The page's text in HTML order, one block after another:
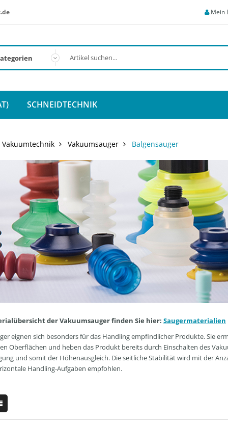
Mein
SCHNEIDTECHNIK
Vakuumtechnik Vakuumsauger Balgensauger
der Vakuumsauger finden Sie hier: Saugermaterialien
eignen sich besonders für das Handling empfindlicher Produkte. Sie
Oberflächen und heben das Produkt bereits durch Einschalten des
und somit der Höhenausgleich. Die seitliche Stabilität wird mit der
Handling-Aufgaben empfohlen.